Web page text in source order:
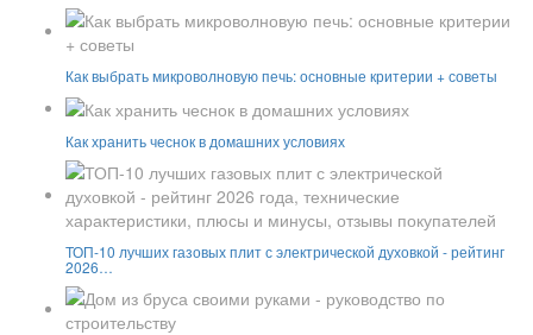
Как выбрать микроволновую печь: основные критерии + советы
Как хранить чеснок в домашних условиях
ТОП-10 лучших газовых плит с электрической духовкой - рейтинг
2026…